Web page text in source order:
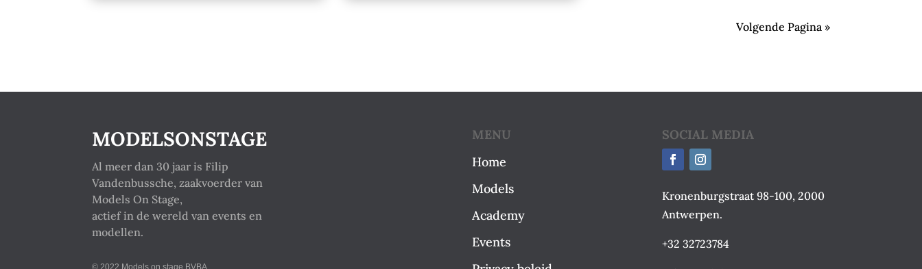
Volgende Pagina »
MODELSONSTAGE
Al meer dan 30 jaar is Filip
Vandenbussche, zaakvoerder van
Models On Stage,
actief in de wereld van events en
modellen.
© 2022 Models on stage BVBA.
MENU
Home
Models
Academy
Events
SOCIAL MEDIA
Kronenburgstraat 98-100, 2000
Antwerpen.
+32 32723784